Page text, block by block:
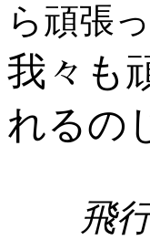
ら頑張
我々も
れるの
飛行